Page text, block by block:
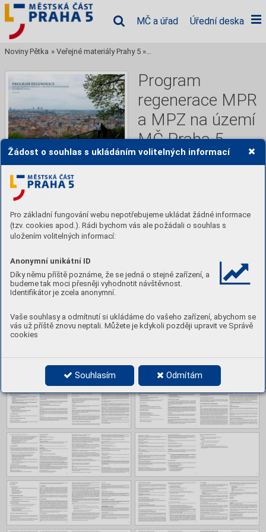
Žádost o souhlas s ukládáním volitelných informací
Pro základní fungování webu nepotřebujeme ukládat žádné informace
(tzv. cookies apod.). Rádi bychom vás ale požádali o souhlas s
uložením volitelných informací:
Anonymní unikátní ID
Díky němu příště poznáme, že se jedná o stejné zařízení, a
budeme tak moci přesněji vyhodnotit návštěvnost.
Identifikátor je zcela anonymní.
Vaše souhlasy a odmítnutí si ukládáme do vašeho zařízení, abychom se
vás už příště znovu neptali. Můžete je kdykoli později upravit ve Správě
cookies
Souhlasím Odmítám
MČ a úřad Úřední deska
Noviny Pětka » Veřejné materiály Prahy 5 » Program regenerace MPR a MPZ
Program
regenerace MPR
a MPZ na území
MČ Praha 5
Číst
Obsah